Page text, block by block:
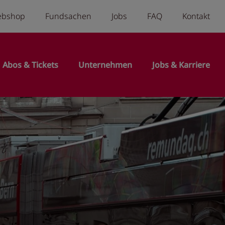
menu
Fundsachen Jobs FAQ Kontakt
Abos & Tickets Unternehmen Jobs & Karriere